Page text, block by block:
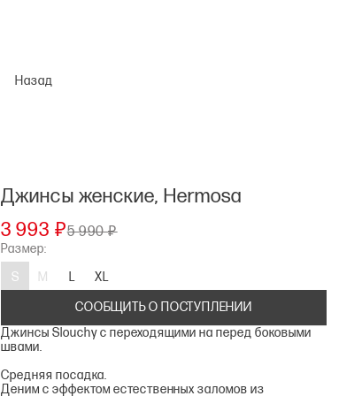
Назад
Джинсы женские, Hermosa
3 993 ₽5 990 ₽
Размер:
S
M L
XL
СООБЩИТЬ О ПОСТУПЛЕНИИ
Джинсы Slouchy с переходящими на перед боковыми
швами.
Средняя посадка.
Деним с эффектом естественных заломов из